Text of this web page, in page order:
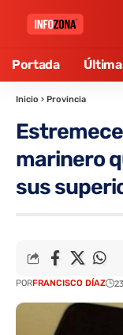
Portada
Inicio › Provincia
marinero
sus
PORFRANCISCO DÍAZ